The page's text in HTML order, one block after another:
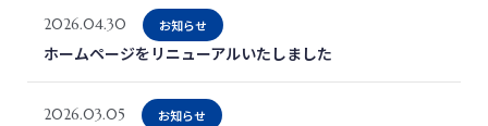
2026.04.30 お知らせ
ホームページをリニューアルいたしました
2026.03.05 お知らせ